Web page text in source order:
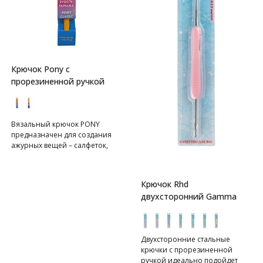
Крючок Pony с
прорезиненной ручкой
Вязальный крючок PONY
предназначен для создания
ажурных вещей – салфеток,
Крючок Rhd
двухсторонний Gamma
Двухсторонние стальные
крючки с прорезиненной
ручкой идеально подойдет